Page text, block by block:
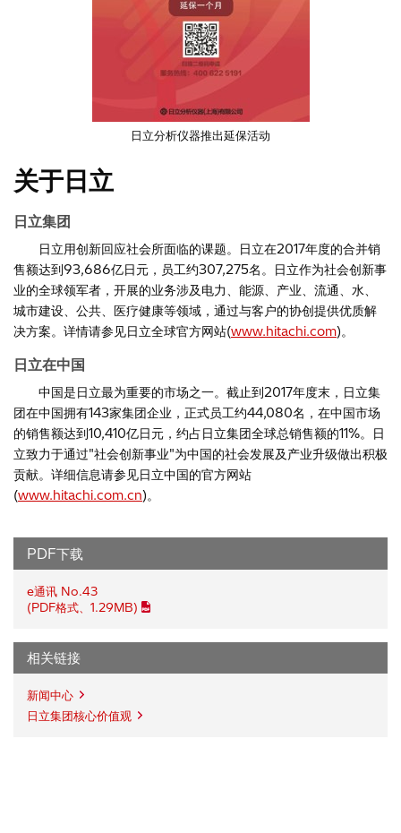
日立分析仪器推出延保活动
关于日立
日立集团
日立用创新回应社会所面临的课题。日立在2017年度的合并销
售额达到93,686亿日元，员工约307,275名。日立作为社会创新事
业的全球领军者，开展的业务涉及电力、能源、产业、流通、水、
城市建设、公共、医疗健康等领域，通过与客户的协创提供优质解
决方案。详情请参见日立全球官方网站(www.hitachi.com)。
日立在中国
中国是日立最为重要的市场之一。截止到2017年度末，日立集
团在中国拥有143家集团企业，正式员工约44,080名，在中国市场
的销售额达到10,410亿日元，约占日立集团全球总销售额的11%。日
立致力于通过"社会创新事业"为中国的社会发展及产业升级做出积极
贡献。详细信息请参见日立中国的官方网站
(www.hitachi.com.cn)。
PDF下载
e通讯 No.43
(PDF格式、1.29MB)
相关链接
新闻中心
日立集团核心价值观